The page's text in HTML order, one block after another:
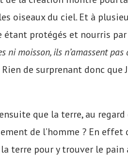
oiseaux du ciel. Et à
protégés et nourris par
moisson, ils n’amassent pas
Rien de surprenant donc
que la terre, au
de l’homme ? En effet
la terre pour y trouver le